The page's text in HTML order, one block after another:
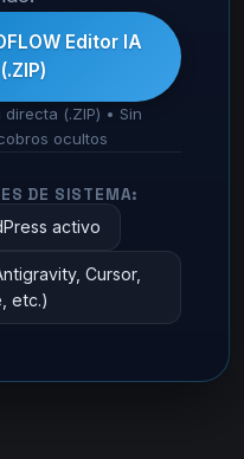
Editor IA
(.ZIP) • Sin
ocultos
DE SISTEMA:
activo
Cursor,
etc.)